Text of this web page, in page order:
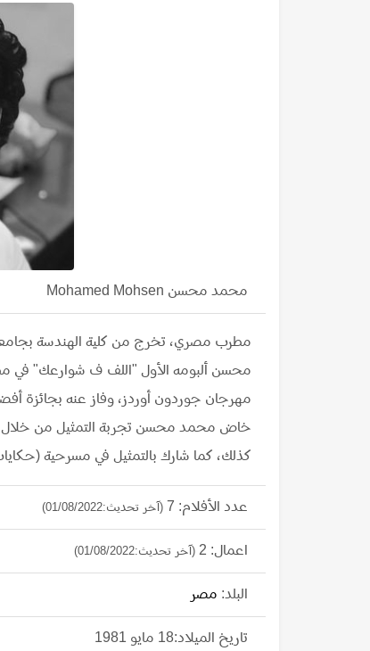
محمد محسن Mohamed Mohsen
مطرب مصري، تخرج من كلية الهندسة بجامعة
مهرجان جوردون أوردز، وفاز عنه بجائزة
خاض محمد محسن تجربة التمثيل من خلال
كذلك، كما شارك بالتمثيل في مسرحية (حكايات الناس في ثورة 1919) والتي
عدد الأفلام: 7 (آخر تحديث:01/08/2022)
اعمال: 2 (آخر تحديث:01/08/2022)
البلد: مصر
تاريخ الميلاد:18 مايو 1981